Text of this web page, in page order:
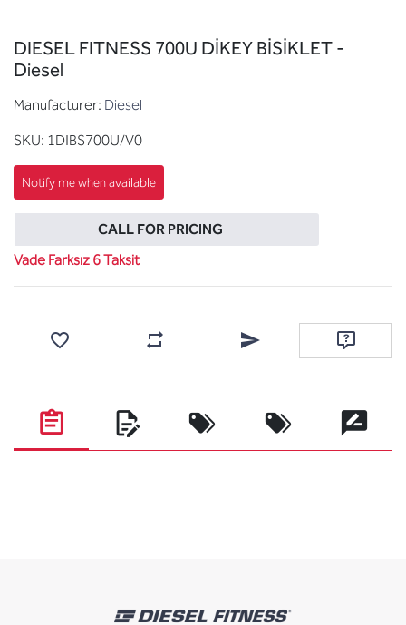
DIESEL FITNESS 700U DİKEY BİSİKLET -
Diesel
Manufacturer: Diesel
SKU: 1DIBS700U/V0
CALL FOR PRICING
Vade Farksız 6 Taksit
Add to wishlist Add to compare listEmail a friend Ask